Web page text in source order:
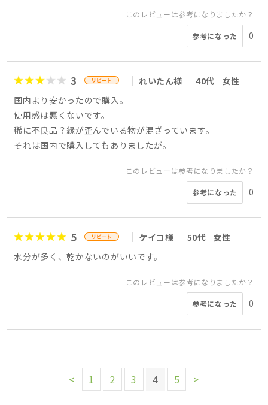
このレビューは参考になりましたか？
参考になった 0
3 れいたん様 40代
女性
国内より安かったので購入。
使用感は悪くないです。
稀に不良品？縁が歪んでいる物が混ざっています。
それは国内で購入してもありましたが。
このレビューは参考になりましたか？
参考になった 0
5 ケイコ様 50代
女性
水分が多く、乾かないのがいいです。
このレビューは参考になりましたか？
参考になった 0
< 1 2 3 4 5 >